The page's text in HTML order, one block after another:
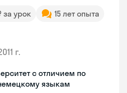
за урок
15 лет опыта
г.
с отличием по
языкам